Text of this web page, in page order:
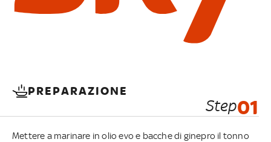
PREPARAZIONE
Step01
Mettere a marinare in olio evo e bacche di ginepro il tonno